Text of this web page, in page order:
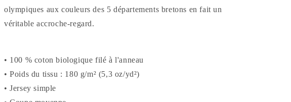
olympiques aux couleurs des 5 départements bretons en fait un
véritable accroche-regard.
• 100 % coton biologique filé à l'anneau
• Poids du tissu : 180 g/m² (5,3 oz/yd²)
• Jersey simple